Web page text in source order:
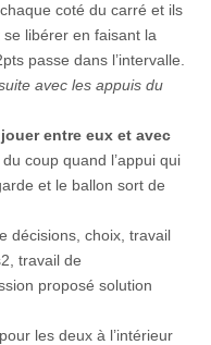
coté du carré et ils
libérer en faisant la
passe dans l’intervalle.
avec les appuis du
entre eux et avec
, du coup quand l’appui qui
et le ballon sort de
décisions, choix, travail
travail de
proposé solution
les deux à l’intérieur